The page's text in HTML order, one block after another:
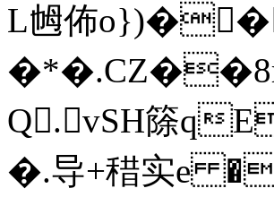
L乸佈
Q.vSH篨q
�.导+稓实e